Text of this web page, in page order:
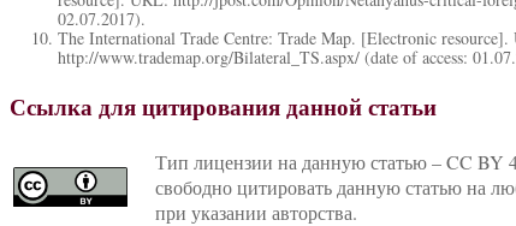
02.07.2017).
The International Trade Centre: Trade Map. [Electronic resource].
http://www.trademap.org/Bilateral_TS.aspx/ (date of access:
Ссылка для цитирования данной статьи
Тип лицензии на данную статью – CC BY
свободно цитировать данную статью на
при указании авторства.